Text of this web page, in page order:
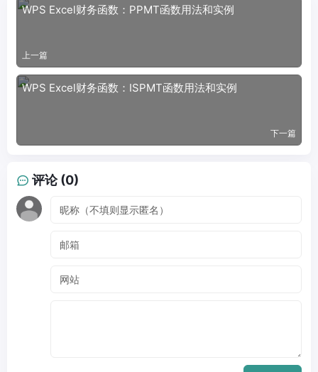
WPS Excel财务函数：PPMT函数用法和实例
上一篇
WPS Excel财务函数：ISPMT函数用法和实例
下一篇
评论 (0)